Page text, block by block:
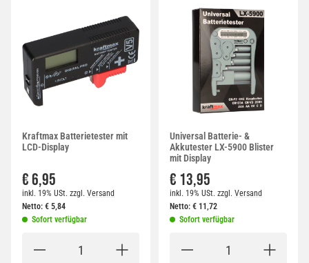
Kraftmax Batterietester mit
LCD-Display
€ 6,95
inkl. 19% USt. zzgl. Versand
Netto: € 5,84
Sofort verfügbar
Universal Batterie- &
Akkutester LX-5900 Blister
mit Display
€ 13,95
inkl. 19% USt. zzgl. Versand
Netto: € 11,72
Sofort verfügbar